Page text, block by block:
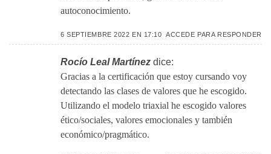
autoconocimiento.
6 SEPTIEMBRE 2022 EN 17:10 ACCEDE PARA RESPONDER
Rocío Leal Martínez dice:
Gracias a la certificación que estoy cursando voy
detectando las clases de valores que he escogido.
Utilizando el modelo triaxial he escogido valores
ético/sociales, valores emocionales y también
económico/pragmático.